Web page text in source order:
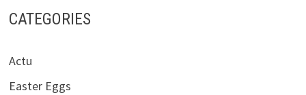
CATEGORIES
Actu
Easter Eggs